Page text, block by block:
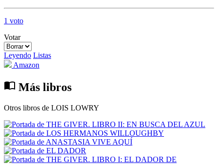
1 voto
Votar
Leyendo Listas
Amazon
import_contacts Más libros
Otros libros de LOIS LOWRY